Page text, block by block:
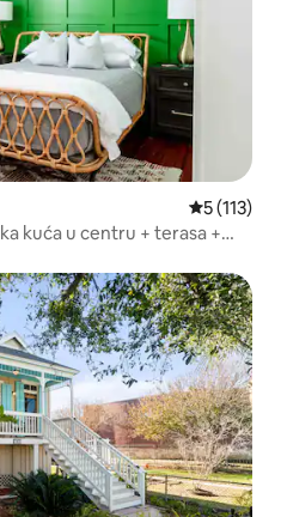
Prosječna
5 (113)
kuća u centru + terasa +
„Odabrali gosti”